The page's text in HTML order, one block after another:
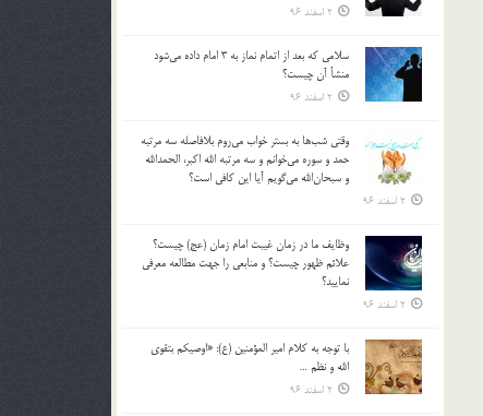
2 اسفند 96
سلامي كه بعد از اتمام نماز به 3 امام داده مي‌شود
منشأ آن چيست؟
2 اسفند 96
وقتي شب‌ها به بستر خواب مي‌روم بلافاصله سه مرتبه
حمد و سوره مي‌خوانم و سه مرتبه الله اكبر، الحمدالله
و سبحان‌الله مي‌گويم آيا اين كافي است؟
2 اسفند 96
وظايف ما در زمان غيبت امام زمان (عج) چيست؟
علائم ظهور چيست؟ و منابعي را جهت مطالعه معرفي
نماييد؟
2 اسفند 96
با توجه به كلام امير المؤمنين (ع): «اوصيكم بتقوي
الله و نظم …
2 اسفند 96